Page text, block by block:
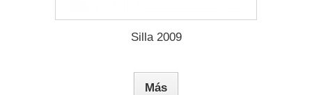
Silla 2009
Más